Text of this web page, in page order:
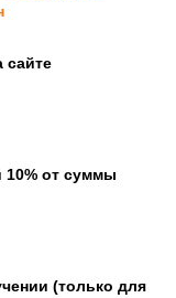
сайте
10% от суммы
(только для